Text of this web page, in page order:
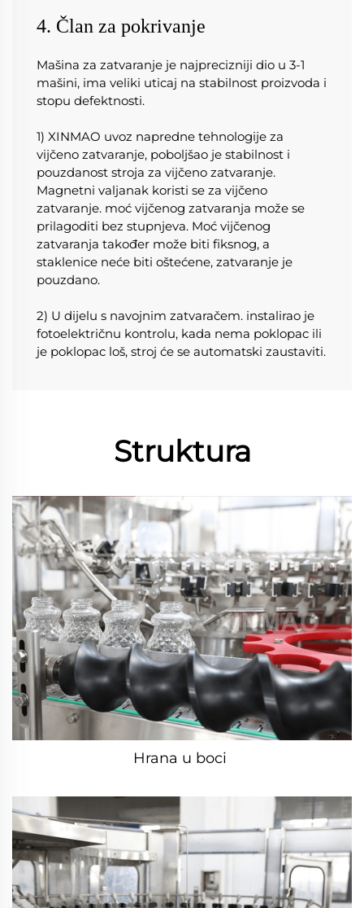
4. Član za pokrivanje
Mašina za zatvaranje je najprecizniji dio u 3-1
mašini, ima veliki uticaj na stabilnost proizvoda i
stopu defektnosti.
1) XINMAO uvoz napredne tehnologije za
vijčeno zatvaranje, poboljšao je stabilnost i
pouzdanost stroja za vijčeno zatvaranje.
Magnetni valjanak koristi se za vijčeno
zatvaranje. moć vijčenog zatvaranja može se
prilagoditi bez stupnjeva. Moć vijčenog
zatvaranja također može biti fiksnog, a
staklenice neće biti oštećene, zatvaranje je
pouzdano.
2) U dijelu s navojnim zatvaračem. instalirao je
fotoelektričnu kontrolu, kada nema poklopac ili
Struktura
Hrana u boci